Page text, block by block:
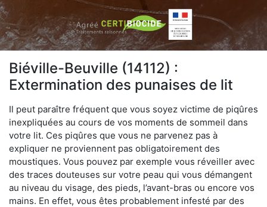
Biéville-Beuville (14112) :
Extermination des punaises de lit
Il peut paraître fréquent que vous soyez victime de piqûres
inexpliquées au cours de vos moments de sommeil dans
votre lit. Ces piqûres que vous ne parvenez pas à
expliquer ne proviennent pas obligatoirement des
moustiques. Vous pouvez par exemple vous réveiller avec
des traces douteuses sur votre peau qui vous démangent
au niveau du visage, des pieds, l’avant-bras ou encore vos
mains. En effet, vous êtes probablement infesté par des